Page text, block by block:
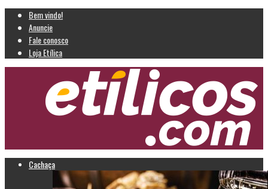
Bem vindo!
Anuncie
Fale conosco
Loja Etílica
Cachaça